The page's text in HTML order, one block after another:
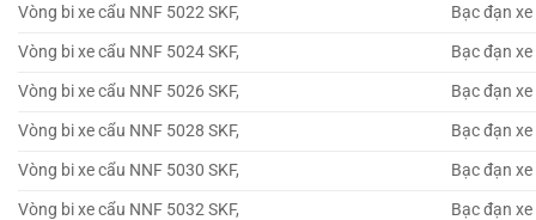
Vòng bi xe cẩu NNF 5022 SKF,
Bạc đạn
Vòng bi xe cẩu NNF 5024 SKF,
Bạc đạn
Vòng bi xe cẩu NNF 5026 SKF,
Bạc đạn
Vòng bi xe cẩu NNF 5028 SKF,
Bạc đạn
Vòng bi xe cẩu NNF 5030 SKF,
Bạc đạn
Vòng bi xe cẩu NNF 5032 SKF,
Bạc đạn